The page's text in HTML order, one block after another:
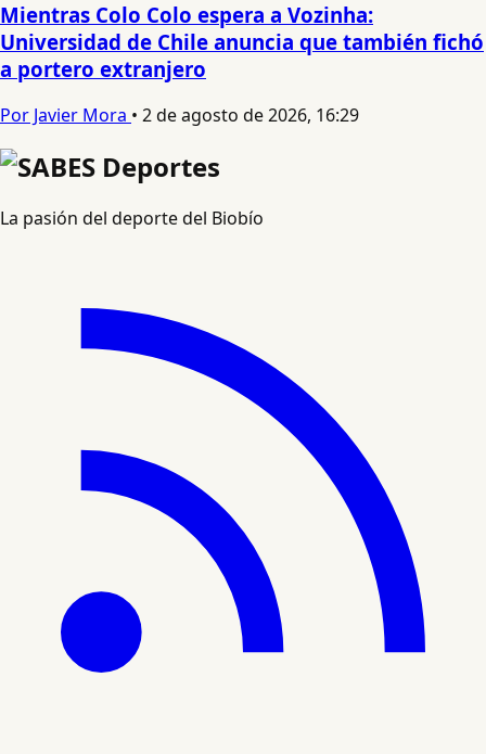
Mientras Colo Colo espera a Vozinha:
Universidad de Chile anuncia que también fichó
a portero extranjero
Por Javier Mora • 2 de agosto de 2026, 16:29
La pasión del deporte del Biobío